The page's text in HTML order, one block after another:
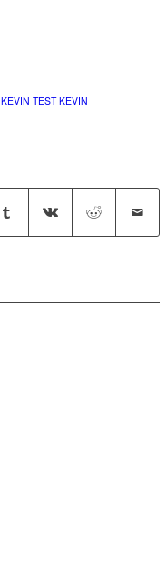
KEVIN TEST KEVIN